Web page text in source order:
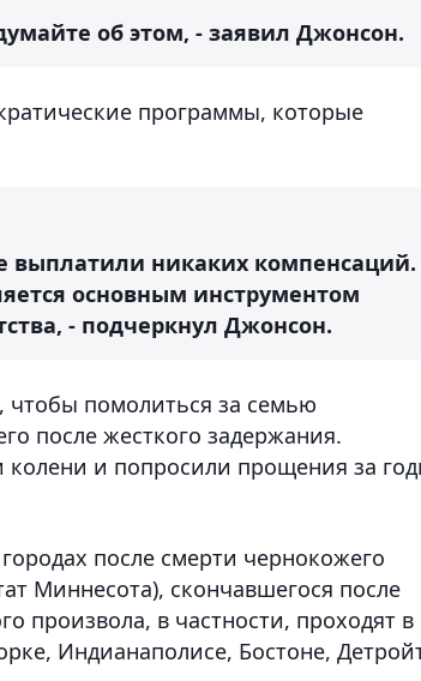
об этом, - заявил Джонсон.
программы, которые
выплатили никаких компенсаций.
основным инструментом
- подчеркнул Джонсон.
помолиться за семью
после жесткого задержания.
и попросили прощения за
после смерти чернокожего
Миннесота), скончавшегося после
произвола, в частности, проходят в
Индианаполисе, Бостоне,